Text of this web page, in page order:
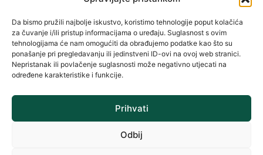
Da bismo pružili najbolje iskustvo, koristimo tehnologije poput kolačića
za čuvanje i/ili pristup informacijama o uređaju. Suglasnost s ovim
tehnologijama će nam omogućiti da obrađujemo podatke kao što su
ponašanje pri pregledavanju ili jedinstveni ID-ovi na ovoj web stranici.
Nepristanak ili povlačenje suglasnosti može negativno utjecati na
određene karakteristike i funkcije.
Prihvati
Odbij
Pratite nas
Facebook
YouTube